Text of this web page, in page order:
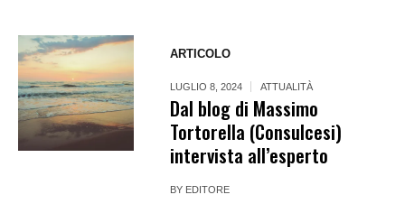
ARTICOLO
LUGLIO 8, 2024 ATTUALITÀ
Dal blog di Massimo
Tortorella (Consulcesi)
intervista all’esperto
BY EDITORE